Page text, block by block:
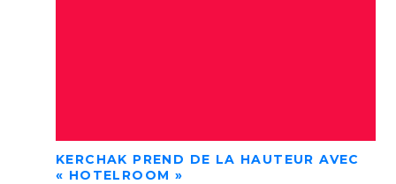
KERCHAK PREND DE LA HAUTEUR AVEC
« HOTELROOM »